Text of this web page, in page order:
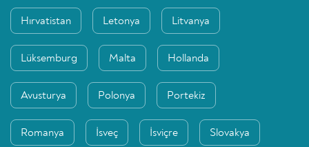
Hırvatistan Letonya Litvanya
Lüksemburg Malta Hollanda
Avusturya Polonya Portekiz
Romanya İsveç İsviçre Slovakya